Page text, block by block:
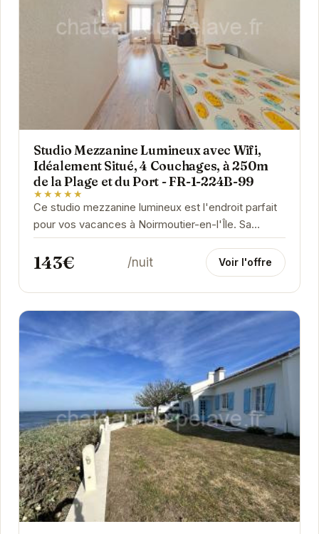
Studio Mezzanine Lumineux avec Wifi,
Idéalement Situé, 4 Couchages, à 250m
de la Plage et du Port - FR-1-224B-99
★★★★★
Ce studio mezzanine lumineux est l'endroit parfait
pour vos vacances à Noirmoutier-en-l'Île. Sa
proximité avec la plage et le port vous permettra...
143€ /nuit Voir l'offre